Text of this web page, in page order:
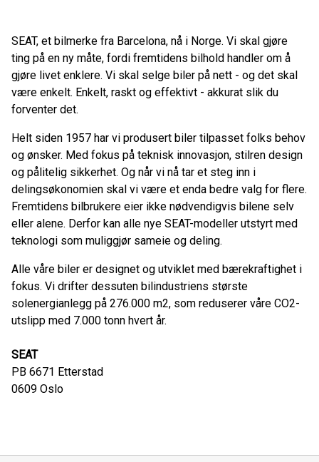
SEAT, et bilmerke fra Barcelona, nå i Norge. Vi skal gjøre
ting på en ny måte, fordi fremtidens bilhold handler om å
gjøre livet enklere. Vi skal selge biler på nett - og det skal
være enkelt. Enkelt, raskt og effektivt - akkurat slik du
forventer det.
Helt siden 1957 har vi produsert biler tilpasset folks behov
og ønsker. Med fokus på teknisk innovasjon, stilren design
og pålitelig sikkerhet. Og når vi nå tar et steg inn i
delingsøkonomien skal vi være et enda bedre valg for flere.
Fremtidens bilbrukere eier ikke nødvendigvis bilene selv
eller alene. Derfor kan alle nye SEAT-modeller utstyrt med
teknologi som muliggjør sameie og deling.
Alle våre biler er designet og utviklet med bærekraftighet i
fokus. Vi drifter dessuten bilindustriens største
solenergianlegg på 276.000 m2, som reduserer våre CO2-
utslipp med 7.000 tonn hvert år.
SEAT
PB 6671 Etterstad
0609 Oslo